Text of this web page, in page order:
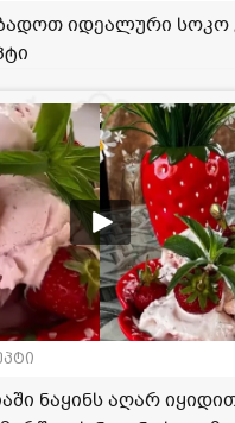
იდეალური სოკო
ნაყინს აღარ